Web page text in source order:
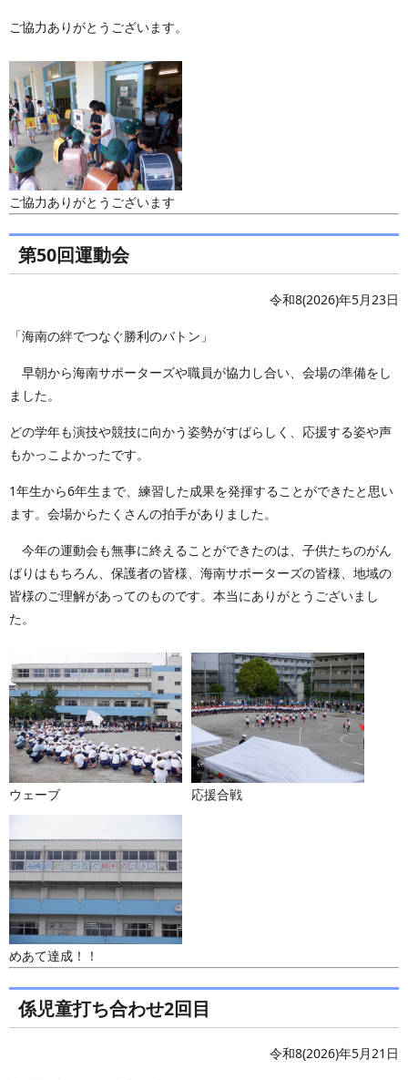
ご協力ありがとうございます。
ご協力ありがとうございます
第50回運動会
令和8(2026)年5月23日
「海南の絆でつなぐ勝利のバトン」
早朝から海南サポーターズや職員が協力し合い、会場の準備をし
ました。
どの学年も演技や競技に向かう姿勢がすばらしく、応援する姿や声
もかっこよかったです。
1年生から6年生まで、練習した成果を発揮することができたと思い
ます。会場からたくさんの拍手がありました。
今年の運動会も無事に終えることができたのは、子供たちのがん
ばりはもちろん、保護者の皆様、海南サポーターズの皆様、地域の
皆様のご理解があってのものです。本当にありがとうございまし
た。
ウェーブ 応援合戦
めあて達成！！
係児童打ち合わせ2回目
令和8(2026)年5月21日